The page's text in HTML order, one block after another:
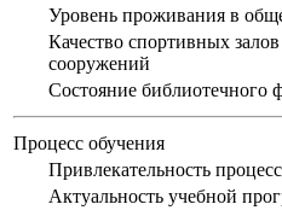
Уровень проживания в
Качество спортивных
сооружений
Состояние библиотечного
Процесс обучения
Привлекательность
Актуальность учебной